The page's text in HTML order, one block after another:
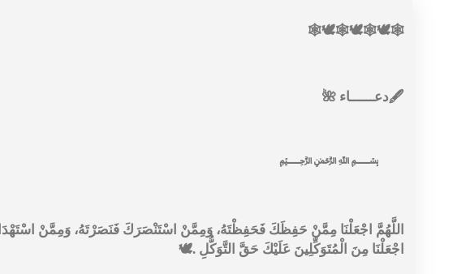
🕸🕊🕸🕊🕸🕊🕸
🖋دعــــــاء 🌺
﷽
اللَّهُمَّ اجْعَلْنَا مِمَّنْ حَفِظَكَ فَحَفِظْتَهُ، وَمِمَّنْ اسْتَنْصَرَكَ فَنَصَرْتَهُ، وَمِمَّنْ
اجْعَلْنَا مِنَ الْمُتَوَكِّلِينَ عَلَيْكَ حَقَّ التَّوَكُّلِ .🕊